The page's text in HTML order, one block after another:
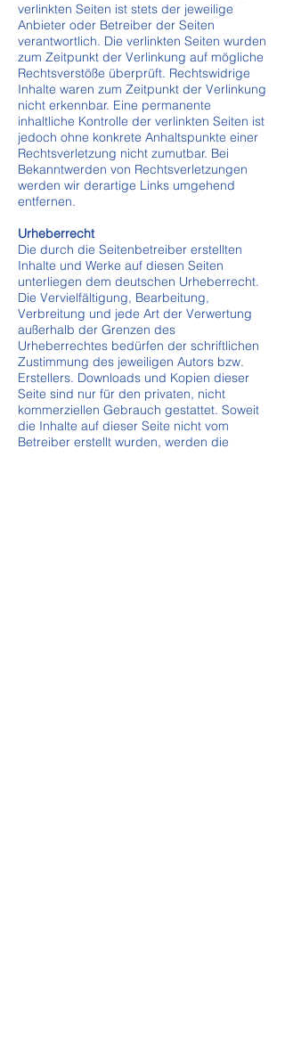
verlinkten Seiten ist stets der jeweilige
Anbieter oder Betreiber der Seiten
verantwortlich. Die verlinkten Seiten wurden
zum Zeitpunkt der Verlinkung auf mögliche
Rechtsverstöße überprüft. Rechtswidrige
Inhalte waren zum Zeitpunkt der Verlinkung
nicht erkennbar. Eine permanente
inhaltliche Kontrolle der verlinkten Seiten ist
jedoch ohne konkrete Anhaltspunkte einer
Rechtsverletzung nicht zumutbar. Bei
Bekanntwerden von Rechtsverletzungen
werden wir derartige Links umgehend
entfernen.
Urheberrecht
Die durch die Seitenbetreiber erstellten
Inhalte und Werke auf diesen Seiten
unterliegen dem deutschen Urheberrecht.
Die Vervielfältigung, Bearbeitung,
Verbreitung und jede Art der Verwertung
außerhalb der Grenzen des
Urheberrechtes bedürfen der schriftlichen
Zustimmung des jeweiligen Autors bzw.
Erstellers. Downloads und Kopien dieser
Seite sind nur für den privaten, nicht
kommerziellen Gebrauch gestattet. Soweit
die Inhalte auf dieser Seite nicht vom
Betreiber erstellt wurden, werden die